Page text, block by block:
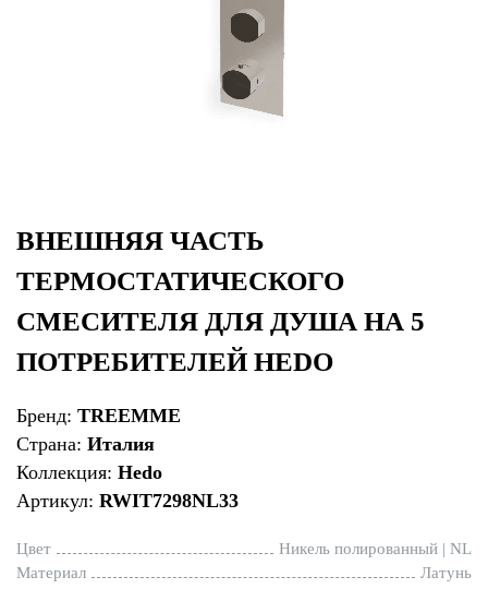
ВНЕШНЯЯ ЧАСТЬ
ТЕРМОСТАТИЧЕСКОГО
СМЕСИТЕЛЯ ДЛЯ ДУША НА 5
ПОТРЕБИТЕЛЕЙ HEDO
Бренд: TREEMME
Страна: Италия
Коллекция: Hedo
Артикул: RWIT7298NL33
Цвет
Никель полированный | NL
Материал
Латунь